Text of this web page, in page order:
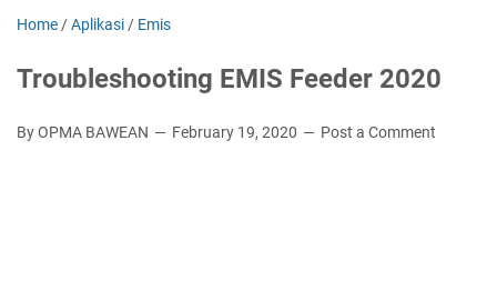
Home /Aplikasi / Emis
Troubleshooting EMIS Feeder 2020
By OPMA BAWEAN February 19, 2020 Post a Comment